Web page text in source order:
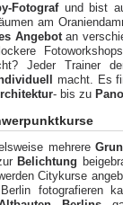
Fotograf und bist
am
Angebot an
Jeder Trainer
macht. Es
- bis zu
mehrere
Belichtung
Citykurse
fotografieren